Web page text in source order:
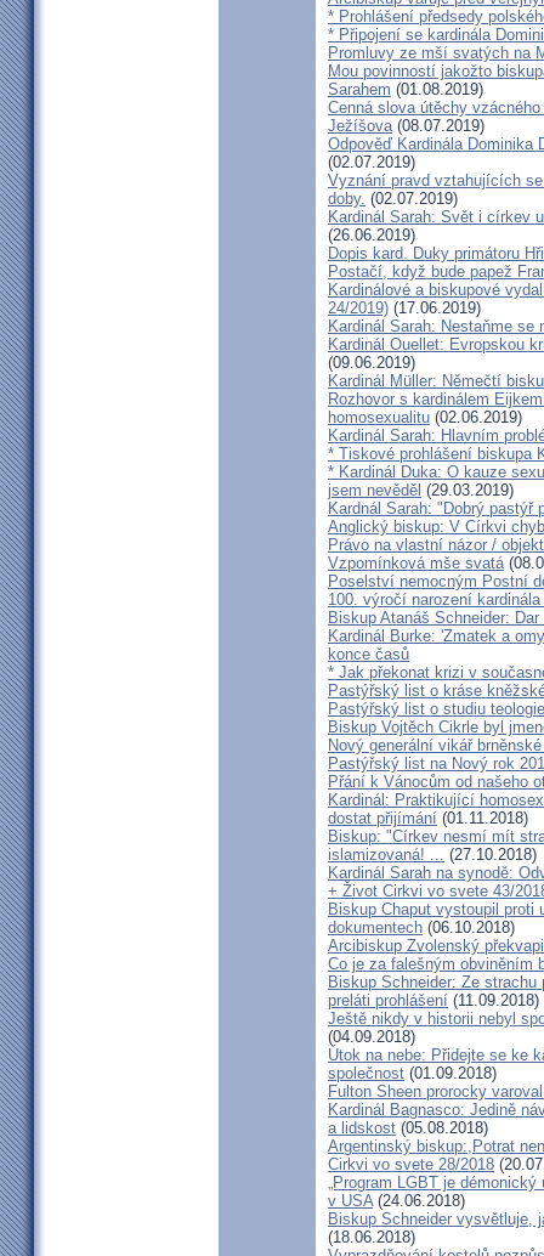
* Prohlášení předsedy
* Připojení se kardinála
Promluvy ze mší svatých na
Mou povinností jakožto
Sarahem (01.08.2019)
Cenná slova útěchy
Ježíšova(08.07.2019)
Odpověď Kardinála Dominika
(02.07.2019)
Vyznání pravd vztahujících
doby. (02.07.2019)
Kardinál Sarah: Svět i církev
(26.06.2019)
Dopis kard. Duky primátoru
Postačí, když bude papež
Kardinálové a biskupové
24/2019) (17.06.2019)
Kardinál Sarah: Nestaňme
Kardinál Ouellet: Evropskou
(09.06.2019)
Kardinál Müller: Němečtí
Rozhovor s kardinálem
homosexualitu (02.06.2019)
Kardinál Sarah: Hlavním
* Tiskové prohlášení biskupa
* Kardinál Duka: O kauze
jsem nevěděl (29.03.2019)
Kardnál Sarah: "Dobrý
Anglický biskup: V Církvi
Právo na vlastní názor /
Vzpomínková mše svatá
Poselství nemocným Postní
100. výročí narození
Biskup Atanáš Schneider:
Kardinál Burke: 'Zmatek a
konce časů
* Jak překonat krizi v
Pastýřský list o kráse
Pastýřský list o studiu teologie
Biskup Vojtěch Cikrle byl
Nový generální vikář
Pastýřský list na Nový rok
Přání k Vánocům od našeho
Kardinál: Praktikující
dostat přijímání (01.11.2018)
Biskup: "Církev nesmí mít
islamizovaná! ... (27.10.2018)
Kardinál Sarah na synodě:
+ Život Cirkvi vo svete 43/
Biskup Chaput vystoupil
dokumentech (06.10.2018)
Arcibiskup Zvolenský
Co je za falešným obviněním
Biskup Schneider: Ze
preláti prohlášení (11.09.2018)
Ještě nikdy v historii nebyl
(04.09.2018)
Útok na nebe: Přidejte se ke
společnost (01.09.2018)
Fulton Sheen prorocky
Kardinál Bagnasco: Jedině
a lidskost (05.08.2018)
Argentinský biskup:,Potrat
Cirkvi vo svete 28/2018
„Program LGBT je
v USA(24.06.2018)
Biskup Schneider vysvětluje,
(18.06.2018)